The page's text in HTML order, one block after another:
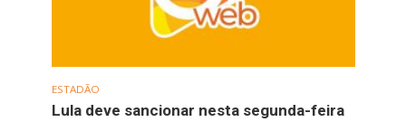
ESTADÃO
Lula deve sancionar nesta segunda-feira